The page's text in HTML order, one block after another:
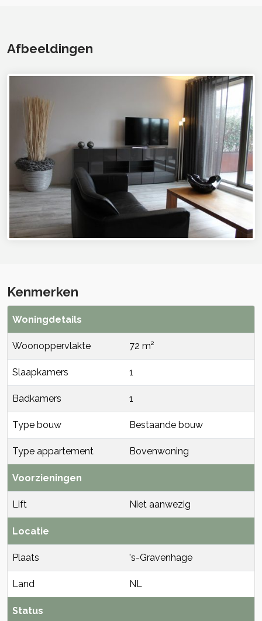
Afbeeldingen
Kenmerken
Woningdetails
Woonoppervlakte 72 m²
Slaapkamers 1
Badkamers 1
Type bouw Bestaande bouw
Type appartement Bovenwoning
Voorzieningen
Lift Niet aanwezig
Locatie
Plaats 's-Gravenhage
Land NL
Status